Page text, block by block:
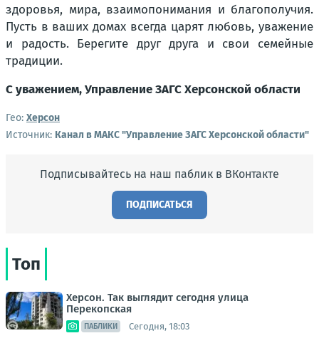
здоровья, мира, взаимопонимания и благополучия.
Пусть в ваших домах всегда царят любовь, уважение
и радость. Берегите друг друга и свои семейные
традиции.
С уважением, Управление ЗАГС Херсонской области
Гео: Херсон
Источник: Канал в МАКС "Управление ЗАГС Херсонской области"
Подписывайтесь на наш паблик в ВКонтакте
ПОДПИСАТЬСЯ
Топ
Херсон. Так выглядит сегодня улица
Перекопская
ПАБЛИКИ Сегодня, 18:03